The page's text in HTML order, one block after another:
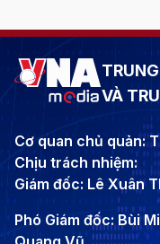
VÀ
Cơ quan chủ quản:
Chịu trách nhiệm:
Giám đốc: Lê Xuân
Phó Giám đốc: Bùi